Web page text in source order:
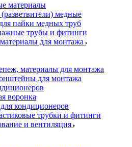
материалы
медные
пайки медных труб
трубы и фитинги
для монтажа
материалы для монтажа
для монтажа
воронка
кондиционеров
трубки и фитинги
и вентиляция